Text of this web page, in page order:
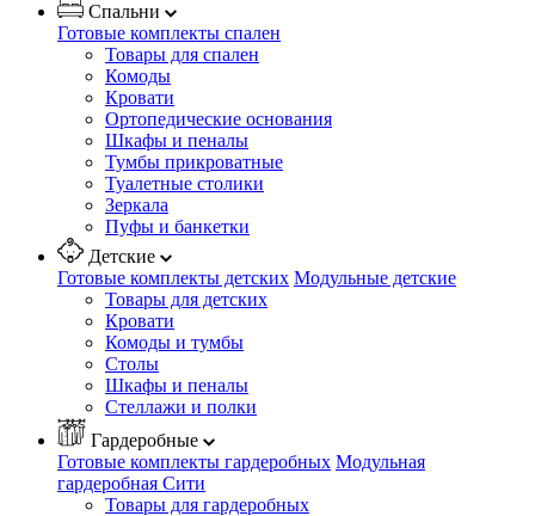
Спальни
Готовые комплекты спален
Товары для спален
Комоды
Кровати
Ортопедические основания
Шкафы и пеналы
Тумбы прикроватные
Туалетные столики
Зеркала
Пуфы и банкетки
Детские
Готовые комплекты детских Модульные детские
Товары для детских
Кровати
Комоды и тумбы
Столы
Шкафы и пеналы
Стеллажи и полки
Гардеробные
Готовые комплекты гардеробных Модульная
гардеробная Сити
Товары для гардеробных